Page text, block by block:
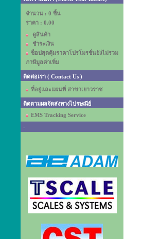
จำนวน : 0 ชิ้น
ราคา : 0.00
ดูสินค้า
ชำระเงิน
ช็อปสุดคุ้มราคาโปรโมรชั่นยังไม่รวม
ภาษีมูลค่าเพิ่ม
ติดต่อเรา ( Contact Us )
ที่อยู่และแผนที่ สาขาเยาวราช
ติดตามผลจัดส่งทางไปรษณีย์
EMS Tracking Service
-